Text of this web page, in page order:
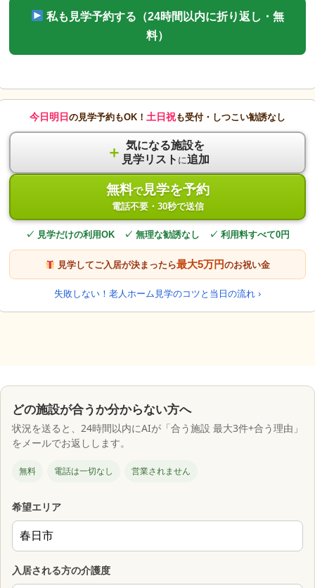
私も見学予約する（24時間以内に折り返し・無
料）
今日明日 の見学予約もOK！ 土日祝も受付・しつこい勧誘なし
＋ 気になる施設を
見学リスト に追加
無料で見学を予約
電話不要・30秒で送信
✓ 見学だけの利用OK ✓ 無理な勧誘なし ✓ 利用料すべて0円
見学してご入居が決まったら最大5万円のお祝い金
失敗しない！老人ホーム見学のコツと当日の流れ ›
どの施設が合うか分からない方へ
状況を送ると、24時間以内にAIが「合う施設 最大3件+合う理由」
をメールでお返しします。
無料 電話は一切なし 営業されません
希望エリア
入居される方の介護度